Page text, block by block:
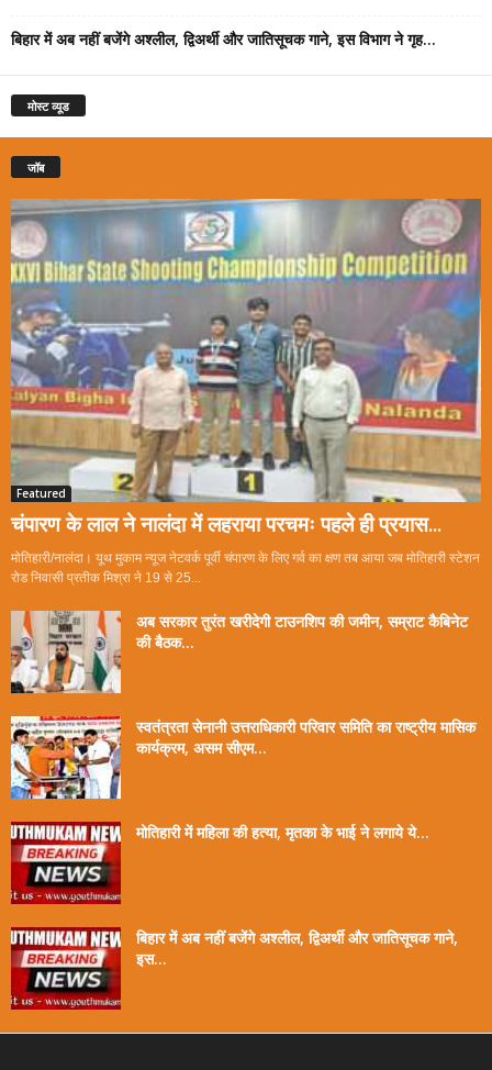
बिहार में अब नहीं बजेंगे अश्लील, द्विअर्थी और जातिसूचक गाने, इस विभाग ने गृह...
मोस्ट व्यूड
जॉब
Featured
चंपारण के लाल ने नालंदा में लहराया परचमः पहले ही प्रयास...
मोतिहारी/नालंदा। यूथ मुकाम न्यूज नेटवर्क पूर्वी चंपारण के लिए गर्व का क्षण तब आया जब मोतिहारी स्टेशन
रोड निवासी प्रतीक मिश्रा ने 19 से 25...
अब सरकार तुरंत खरीदेगी टाउनशिप की जमीन, सम्राट कैबिनेट
की बैठक...
स्वतंत्रता सेनानी उत्तराधिकारी परिवार समिति का राष्ट्रीय मासिक
कार्यक्रम, असम सीएम...
मोतिहारी में महिला की हत्या, मृतका के भाई ने लगाये ये...
बिहार में अब नहीं बजेंगे अश्लील, द्विअर्थी और जातिसूचक गाने,
इस...